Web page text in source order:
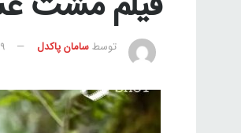
توسطسامان پاکدل ۲۹